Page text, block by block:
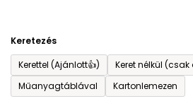
Keretezés
Kerettel (Ajánlott👍)
Keret nélkül
Műanyagtáblával
Kartonlemezen